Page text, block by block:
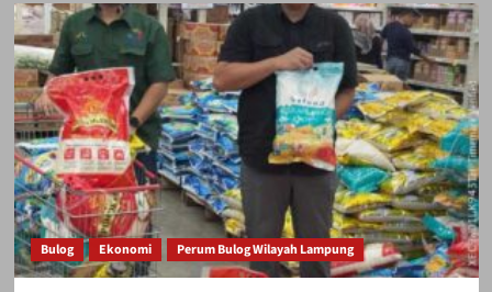
Bulog Ekonomi Perum Bulog Wilayah Lampung